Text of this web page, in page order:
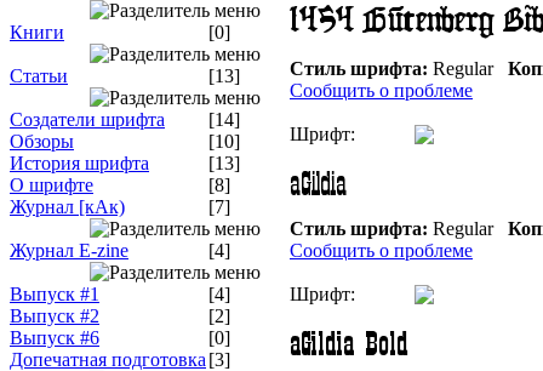
Книги [0]
Статьи [13]
Создатели шрифта
[14]
Обзоры
[10]
История шрифта
[13]
О шрифте
[8]
Журнал [кАк)
[7]
Журнал E-zine [4]
Выпуск #1
[4]
Выпуск #2
[2]
Выпуск #6
[0]
Допечатная подготовка [3]
Стиль шрифта: Regular
Сообщить о проблеме
Шрифт:
Стиль шрифта: Regular
Сообщить о проблеме
Шрифт: